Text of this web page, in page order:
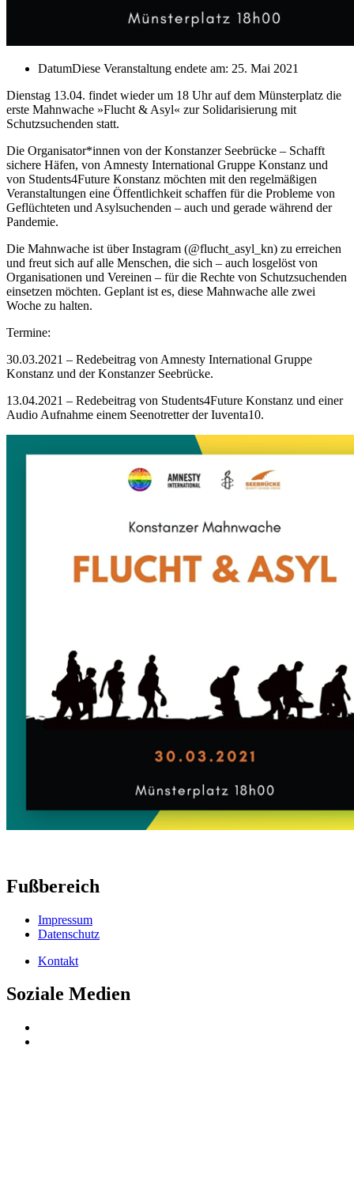
DatumDiese Veranstaltung endete am: 25. Mai 2021
Dienstag 13.04. findet wieder um 18 Uhr auf dem Münsterplatz die
erste Mahnwache »Flucht & Asyl« zur Solidarisierung mit
Schutzsuchenden statt.
Die Organisator*innen von der Konstanzer Seebrücke – Schafft
sichere Häfen, von Amnesty International Gruppe Konstanz und
von Students4Future Konstanz möchten mit den regelmäßigen
Veranstaltungen eine Öffentlichkeit schaffen für die Probleme von
Geflüchteten und Asylsuchenden – auch und gerade während der
Pandemie.
Die Mahnwache ist über Instagram (@flucht_asyl_kn) zu erreichen
und freut sich auf alle Menschen, die sich – auch losgelöst von
Organisationen und Vereinen – für die Rechte von Schutzsuchenden
einsetzen möchten. Geplant ist es, diese Mahnwache alle zwei
Woche zu halten.
Termine:
30.03.2021 – Redebeitrag von Amnesty International Gruppe
Konstanz und der Konstanzer Seebrücke.
13.04.2021 – Redebeitrag von Students4Future Konstanz und einer
Audio Aufnahme einem Seenotretter der Iuventa10.
Fußbereich
Impressum
Datenschutz
Kontakt
Soziale Medien